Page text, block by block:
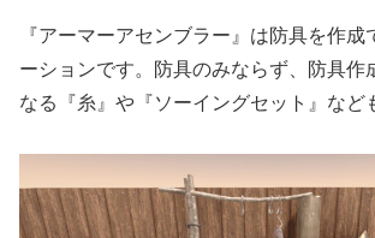
『アーマーアセンブラー』は防具を作成
ーションです。防具のみならず、防具作
なる『糸』や『ソーイングセット』など